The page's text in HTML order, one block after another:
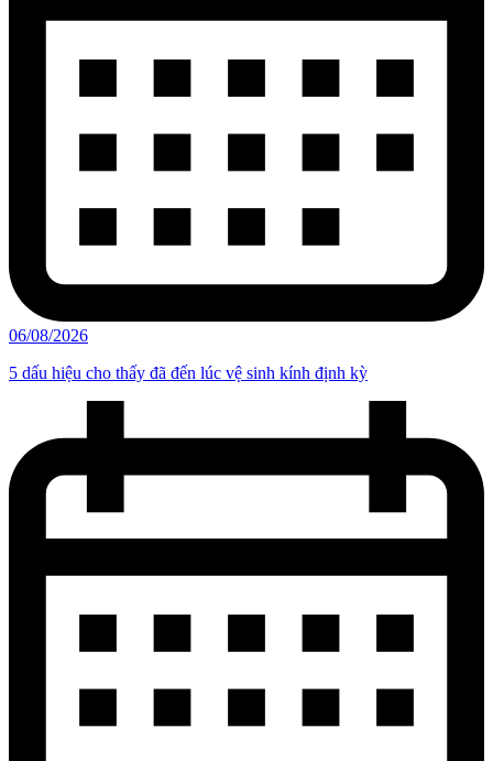
06/08/2026
5 dấu hiệu cho thấy đã đến lúc vệ sinh kính định kỳ